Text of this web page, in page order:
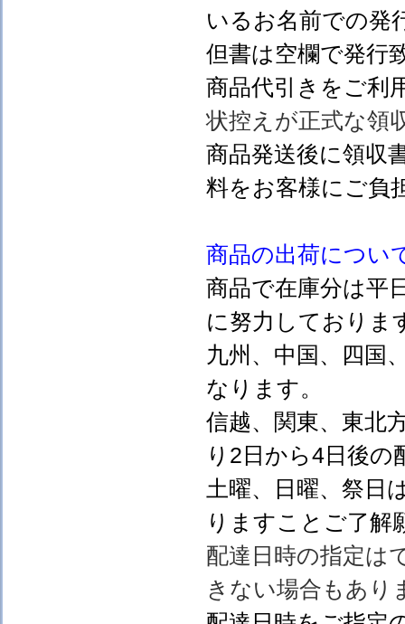
いるお名前での発
但書は空欄で発行
商品代引きをご利
状控えが正式な領
商品発送後に領収
料をお客様にご負
商品の出荷につい
商品で在庫分は平
に努力しておりま
九州、中国、四国
なります。
信越、関東、東北
り2日から4日後の
土曜、日曜、祭日
りますことご了解
配達日時の指定は
きない場合もあり